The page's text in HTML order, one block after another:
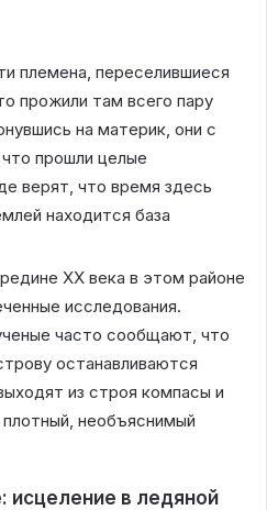
племена, переселившиеся
прожили там всего пару
на материк, они с
прошли целые
верят, что время здесь
находится база
XX века в этом районе
исследования.
часто сообщают, что
останавливаются
из строя компасы и
плотный, необъяснимый
в ледяной